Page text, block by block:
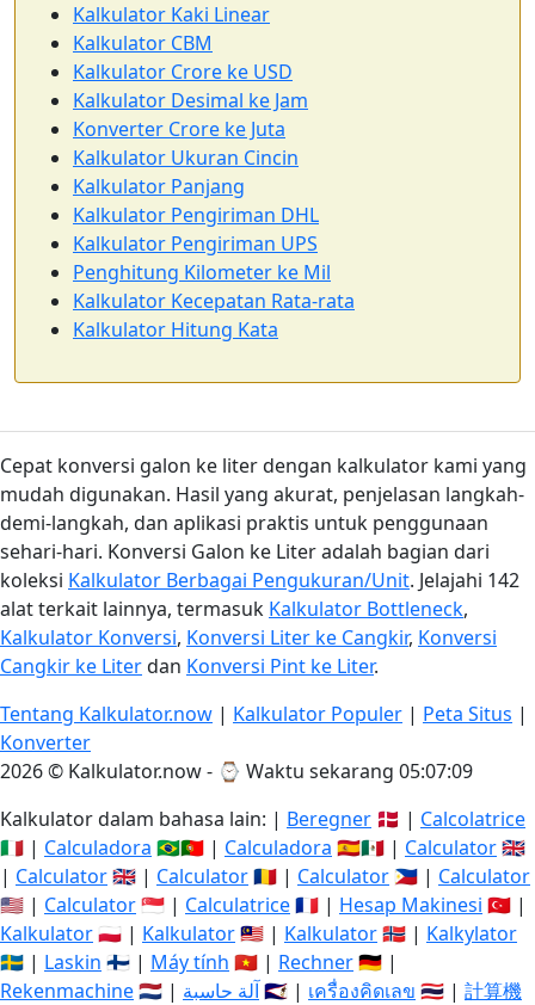
Kalkulator Kaki Linear
Kalkulator CBM
Kalkulator Crore ke USD
Kalkulator Desimal ke Jam
Konverter Crore ke Juta
Kalkulator Ukuran Cincin
Kalkulator Panjang
Kalkulator Pengiriman DHL
Kalkulator Pengiriman UPS
Penghitung Kilometer ke Mil
Kalkulator Kecepatan Rata-rata
Kalkulator Hitung Kata
Cepat konversi galon ke liter dengan kalkulator kami yang
mudah digunakan. Hasil yang akurat, penjelasan langkah-
demi-langkah, dan aplikasi praktis untuk penggunaan
sehari-hari. Konversi Galon ke Liter adalah bagian dari
koleksi Kalkulator Berbagai Pengukuran/Unit. Jelajahi 142
alat terkait lainnya, termasuk Kalkulator Bottleneck,
Kalkulator Konversi, Konversi Liter ke Cangkir, Konversi
Cangkir ke Literdan Konversi Pint ke Liter.
Tentang Kalkulator.now | Kalkulator Populer | Peta Situs |
Konverter
2026 © Kalkulator.now - ⌚ Waktu sekarang 05:07:10
Kalkulator dalam bahasa lain: | Beregner 🇩🇰 | Calcolatrice
🇮🇹 | Calculadora 🇧🇷🇵🇹 | Calculadora 🇪🇸🇲🇽 | Calculator🇬🇧
| Calculator🇬🇧 | Calculator🇷🇴 | Calculator 🇵🇭 | Calculator
🇺🇸 | Calculator🇸🇬 | Calculatrice🇫🇷 | Hesap Makinesi 🇹🇷 |
Kalkulator🇵🇱 | Kalkulator🇲🇾 | Kalkulator🇳🇴 | Kalkylator
🇸🇪 | Laskin 🇫🇮 | Máy tính 🇻🇳 | Rechner🇩🇪 |
Rekenmachine🇳🇱 | آلة حاسبة🇸🇦 | เครื่องคิดเลข 🇹🇭 | 計算機